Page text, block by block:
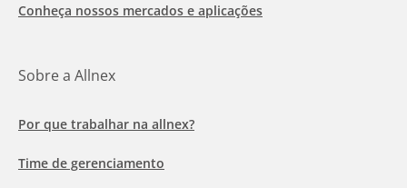
Conheça nossos mercados e aplicações
Sobre a Allnex
Por que trabalhar na allnex?
Time de gerenciamento